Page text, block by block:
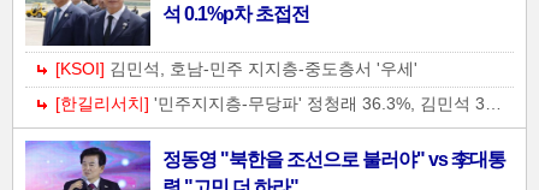
석 0.1%p차 초접전
[KSOI] 김민석, 호남-민주 지지층-중도층서 '우세'
[한길리서치] '민주지지층-무당파' 정청래 36.3%, 김민석 33.3%
정동영 "북한을 조선으로 불러야" vs 李대통